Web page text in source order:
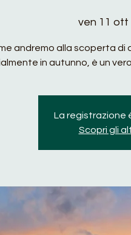
ven 11 ott
andremo alla scoperta di
in autunno, è un
La registrazione
Scopri gli